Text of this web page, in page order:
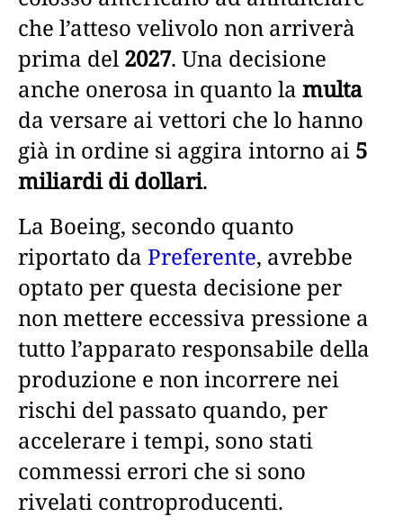
che l’atteso velivolo non arriverà
prima del2027. Una decisione
anche onerosa in quanto la multa
da versare ai vettori che lo hanno
già in ordine si aggira intorno ai 5
miliardi di dollari.
La Boeing, secondo quanto
riportato da Preferente, avrebbe
optato per questa decisione per
non mettere eccessiva pressione a
tutto l’apparato responsabile della
produzione e non incorrere nei
rischi del passato quando, per
accelerare i tempi, sono stati
commessi errori che si sono
rivelati controproducenti.